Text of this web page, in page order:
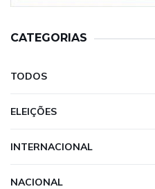
CATEGORIAS
TODOS
ELEIÇÕES
INTERNACIONAL
NACIONAL